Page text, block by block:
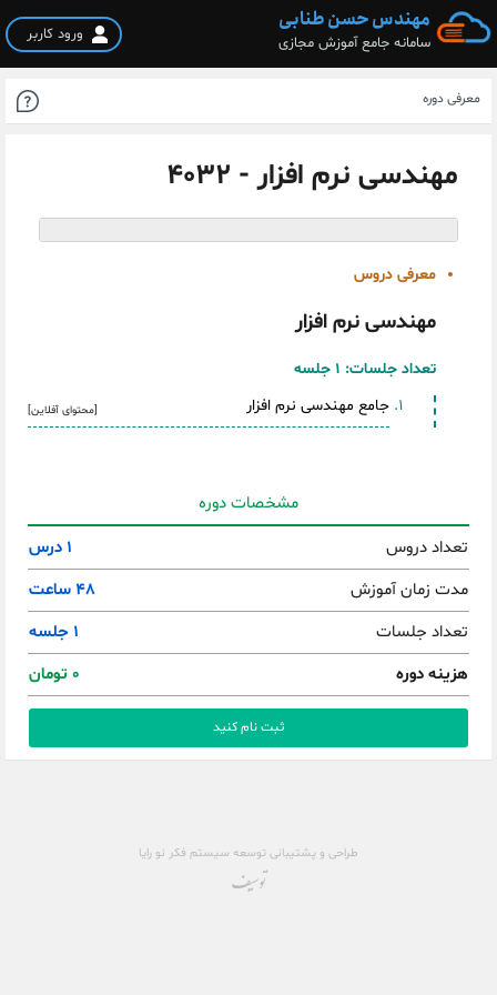
مهندس حسن طنابی
سامانه جامع آموزش مجازی ورود کاربر
معرفی دوره
مهندسی نرم افزار - 4032
معرفی دروس
مهندسی نرم افزار
تعداد جلسات: 1 جلسه
جامع مهندسی نرم افزار
[محتوای آفلاین]
مشخصات دوره
تعداد دروس
1 درس
مدت زمان آموزش
48 ساعت
تعداد جلسات
1 جلسه
هزینه دوره
0تومان
طراحی و پشتیبانی توسعه سیستم فکر نو رایا
توسیف